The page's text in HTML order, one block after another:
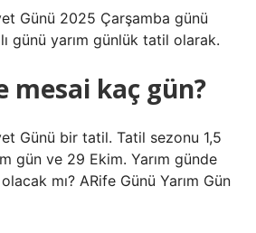
Günü 2025 Çarşamba günü
günü yarım günlük tatil olarak.
mesai kaç gün?
Günü bir tatil. Tatil sezonu 1,5
gün ve 29 Ekim. Yarım günde
mı? ARife Günü Yarım Gün